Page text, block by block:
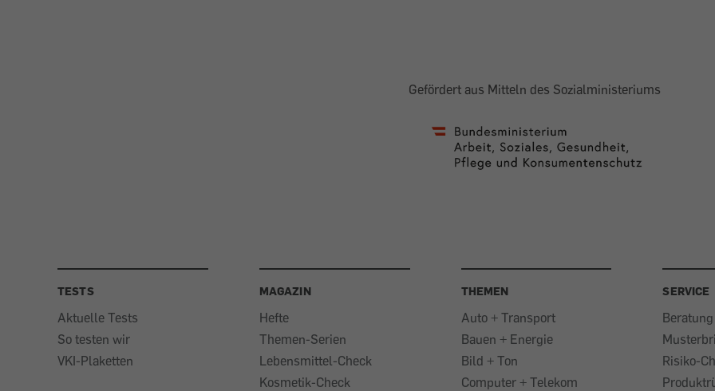
Gefördert aus Mitteln des Sozialministeriums
TESTS
Aktuelle Tests
So testen wir
VKI-Plaketten
MAGAZIN
Hefte
Themen-Serien
Lebensmittel-Check
Kosmetik-Check
THEMEN
Auto + Transport
Bauen + Energie
Bild + Ton
Computer + Telekom
SERVICE
Beratung
Risiko-